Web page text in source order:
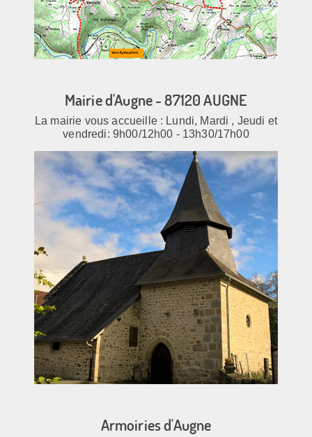
Mairie d'Augne - 87120 AUGNE
La mairie vous accueille : Lundi, Mardi , Jeudi et
vendredi: 9h00/12h00 - 13h30/17h00
Armoiries d'Augne